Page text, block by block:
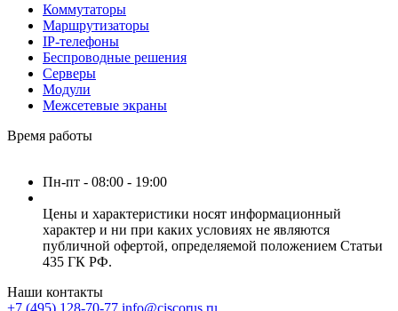
Коммутаторы
Маршрутизаторы
IP-телефоны
Беспроводные решения
Серверы
Модули
Межсетевые экраны
Время работы
Пн-пт - 08:00 - 19:00
Цены и характеристики носят информационный
характер и ни при каких условиях не являются
публичной офертой, определяемой положением Статьи
435 ГК РФ.
Наши контакты
+7 (495) 128-70-77 info@ciscorus.ru